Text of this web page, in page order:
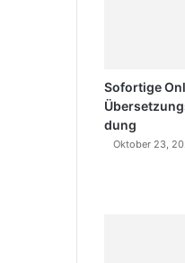
Sofortige
dung
Oktober 23,